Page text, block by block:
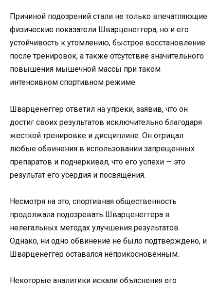
Причиной подозрений стали не только впечатляющие
физические показатели Шварценеггера, но и его
устойчивость к утомлению, быстрое восстановление
после тренировок, а также отсутствие значительного
повышения мышечной массы при таком
интенсивном спортивном режиме.
Шварценеггер ответил на упреки, заявив, что он
достиг своих результатов исключительно благодаря
жесткой тренировке и дисциплине. Он отрицал
любые обвинения в использовании запрещенных
препаратов и подчеркивал, что его успехи — это
результат его усердия и посвящения.
Несмотря на это, спортивная общественность
продолжала подозревать Шварценеггера в
нелегальных методах улучшения результатов.
Однако, ни одно обвинение не было подтверждено, и
Шварценеггер оставался неприкосновенным.
Некоторые аналитики искали объяснения его